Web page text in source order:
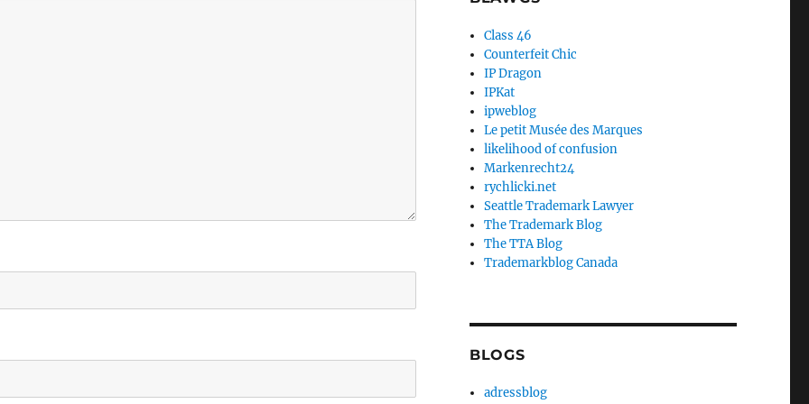
Class 46
Counterfeit Chic
IP Dragon
IPKat
ipweblog
Le petit Musée des Marques
likelihood of confusion
Markenrecht24
rychlicki.net
Seattle Trademark Lawyer
The Trademark Blog
The TTA Blog
Trademarkblog Canada
BLOGS
adressblog